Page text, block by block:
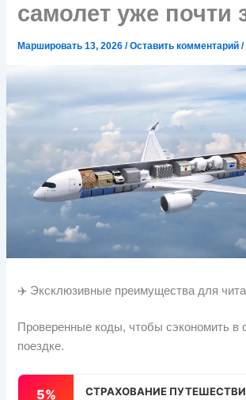
самолет уже почти
Маршировать 13, 2026/Оставить комментарий /
✈️ Эксклюзивные преимущества для
Проверенные коды, чтобы сэкономить в
поездке.
5%
СТРАХОВАНИЕ